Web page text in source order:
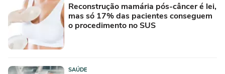
Reconstrução mamária pós-câncer é lei,
mas só 17% das pacientes conseguem
o procedimento no SUS
SAÚDE